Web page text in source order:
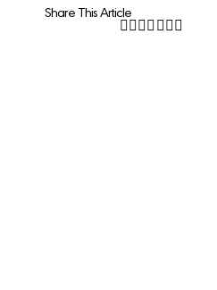
Share This Article
Facebook
Twitter
LinkedIn
WhatsApp
Tumblr
Pinterest